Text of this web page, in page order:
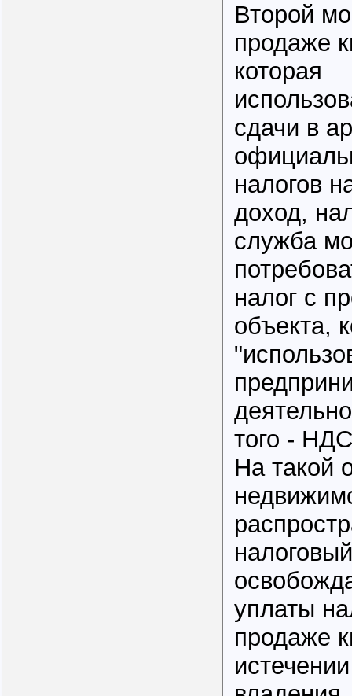
Второй
продаже
которая
сдачи в
налогов
доход,
служба
налог с
объекта,
того -
На такой
уплаты
продаже